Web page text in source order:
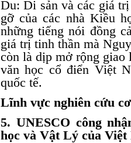
Du: Di sản và các giá
gỡ của các nhà Kiều
những tiếng nói đồng
giá trị tinh thần mà
còn là dịp mở rộng giao
văn học cổ điển Việt
quốc tế.
Lĩnh vực nghiên cứu
5. UNESCO công
học và Vật Lý của